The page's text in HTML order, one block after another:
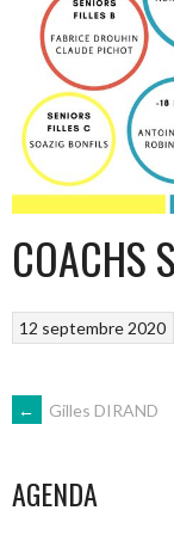
COACHS
12 septembre 2020
NAVIGATION
DES
← Gilles DIRAND
AGENDA